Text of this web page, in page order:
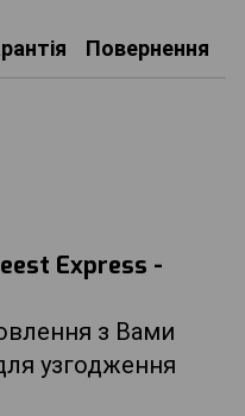
Повернення
Express -
з Вами
узгодження